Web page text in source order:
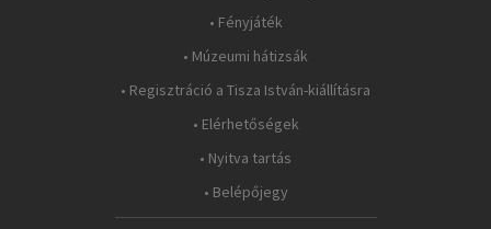
• Fényjáték
• Múzeumi hátizsák
• Regisztráció a Tisza István-kiállításra
• Elérhetőségek
• Nyitva tartás
• Belépőjegy